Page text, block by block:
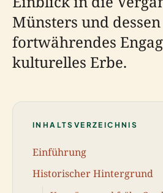
Münsters und dessen
fortwährendes
kulturelles Erbe.
INHALTSVERZEICHNIS
Einführung
Historischer Hintergrund